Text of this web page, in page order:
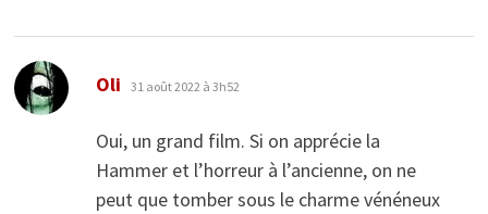
Oli dit :
31 août 2022 à 3h52
Oui, un grand film. Si on apprécie la
Hammer et l’horreur à l’ancienne, on ne
peut que tomber sous le charme vénéneux